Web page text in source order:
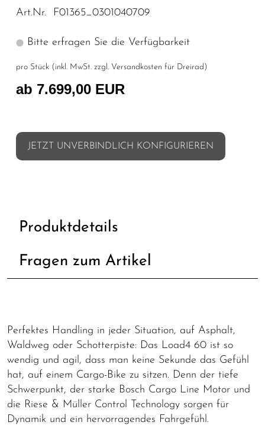
Art.Nr. F01365_0301040709
Bitte erfragen Sie die Verfügbarkeit
pro Stück (inkl. MwSt. zzgl. Versandkosten für Dreirad )
ab 7.699,00 EUR
JETZT UNVERBINDLICH KONFIGURIEREN
Produktdetails
Fragen zum Artikel
Perfektes Handling in jeder Situation, auf Asphalt,
Waldweg oder Schotterpiste: Das Load4 60 ist so
wendig und agil, dass man keine Sekunde das Gefühl
hat, auf einem Cargo-Bike zu sitzen. Denn der tiefe
Schwerpunkt, der starke Bosch Cargo Line Motor und
die Riese & Müller Control Technology sorgen für
Dynamik und ein hervorragendes Fahrgefühl.